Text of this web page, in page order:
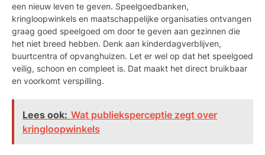
een nieuw leven te geven. Speelgoedbanken,
kringloopwinkels en maatschappelijke organisaties ontvangen
graag goed speelgoed om door te geven aan gezinnen die
het niet breed hebben. Denk aan kinderdagverblijven,
buurtcentra of opvanghuizen. Let er wel op dat het speelgoed
veilig, schoon en compleet is. Dat maakt het direct bruikbaar
en voorkomt verspilling.
Lees ook: Wat publieksperceptie zegt over
kringloopwinkels